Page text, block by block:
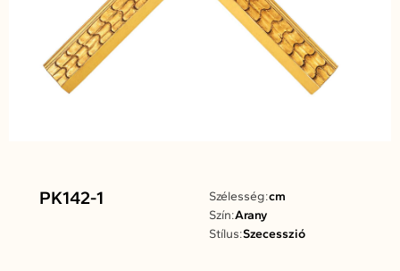
PK142-1 Szélesség:cm
Szín:Arany
Stílus:Szecesszió